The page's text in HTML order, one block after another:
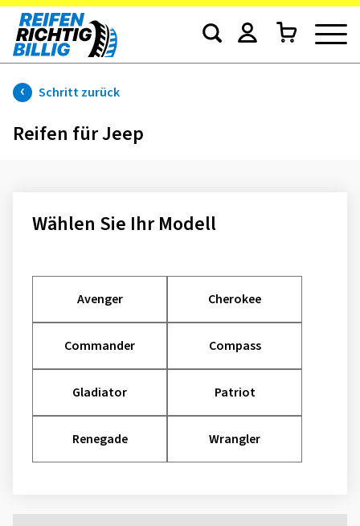
Schritt zurück
Reifen für Jeep
Wählen Sie Ihr Modell
Avenger Cherokee
Commander Compass
Gladiator Patriot
Renegade Wrangler